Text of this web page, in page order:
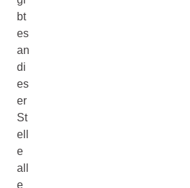
bt
es
an
di
es
er
St
ell
e
all
e